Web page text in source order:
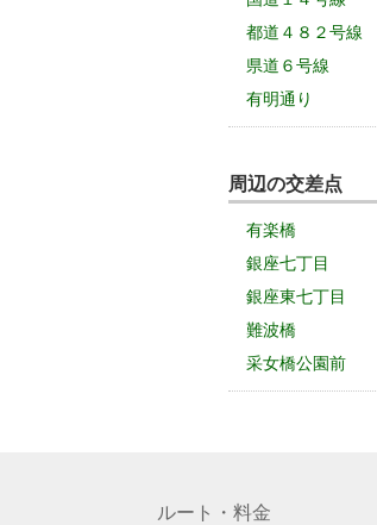
都道４８２号線
県道６号線
有明通り
周辺の交差点
有楽橋
銀座七丁目
銀座東七丁目
難波橋
采女橋公園前
ルート・料金